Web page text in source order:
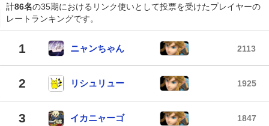
計86名の35期におけるリンク使いとして投票を受けたプレイヤーの
レートランキングです。
1 ニャンちゃん 2113
2 リシュリュー 1925
3 イカニャーゴ 1847